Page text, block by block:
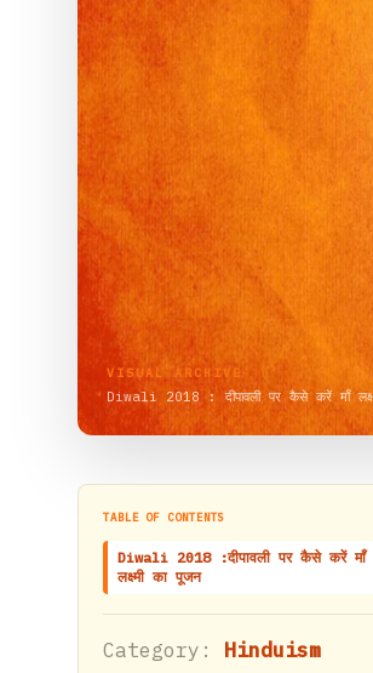
VISUAL ARCHIVE
Diwali 2018 : दीपावली पर कैसे करें माँ
TABLE OF CONTENTS
Diwali 2018 :दीपावली पर कैसे करें माँ
लक्ष्मी का पूजन
Category: Hinduism